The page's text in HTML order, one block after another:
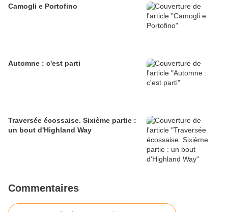
Camogli e Portofino
Automne : c'est parti
Traversée écossaise. Sixième partie :
un bout d'Highland Way
Commentaires